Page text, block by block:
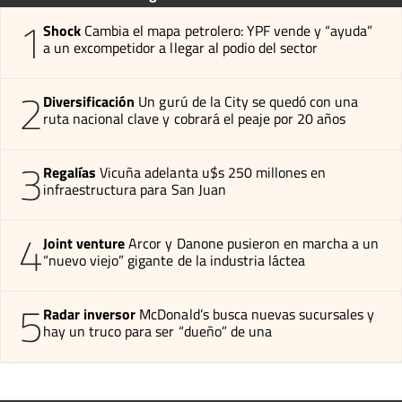
1 Shock Cambia el mapa petrolero: YPF vende y “ayuda”
a un excompetidor a llegar al podio del sector
2Diversificación Un gurú de la City se quedó con una
ruta nacional clave y cobrará el peaje por 20 años
3Regalías Vicuña adelanta u$s 250 millones en
infraestructura para San Juan
4Joint ventureArcor y Danone pusieron en marcha a un
“nuevo viejo” gigante de la industria láctea
5Radar inversor McDonald’s busca nuevas sucursales y
hay un truco para ser “dueño” de una